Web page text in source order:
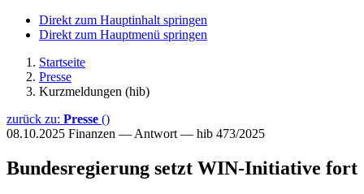
Direkt zum Hauptinhalt springen
Direkt zum Hauptmenü springen
Startseite
Presse
Kurzmeldungen (hib)
zurück zu: Presse ()
08.10.2025 Finanzen — Antwort — hib 473/2025
Bundesregierung setzt WIN-Initiative fort